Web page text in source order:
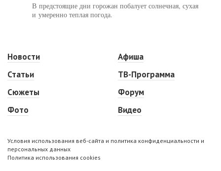
В предстоящие дни горожан побалует солнечная, сухая
и умеренно теплая погода.
Новости
Статьи
Сюжеты
Фото
Афиша
ТВ-Программа
Форум
Видео
Условия использования веб-сайта и политика конфиденциальности и
персональных данных
Политика использования cookies